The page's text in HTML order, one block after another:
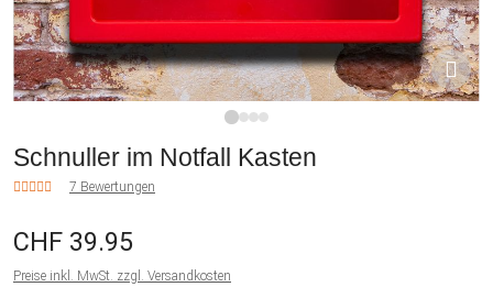
Schnuller im Notfall Kasten
7 Bewertungen
CHF 39.95
Preise inkl. MwSt. zzgl. Versandkosten